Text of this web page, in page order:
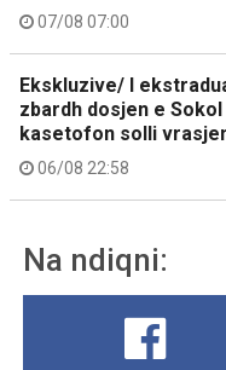
07/08 07:00
Ekskluzive/ I
zbardh dosjen e
kasetofon solli
06/08 22:58
Na ndiqni: